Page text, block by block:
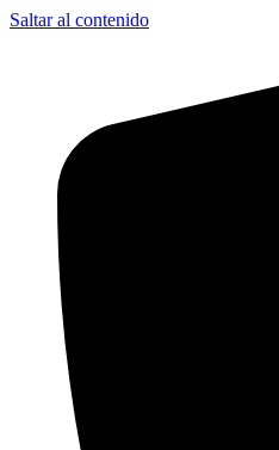
Saltar al contenido